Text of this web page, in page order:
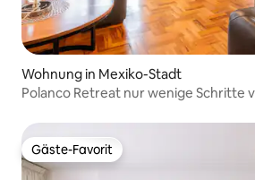
Wohnung in Mexiko-Stadt
Polanco Retreat nur wenige Schritte
Gäste-Favorit
Gäste-Favorit